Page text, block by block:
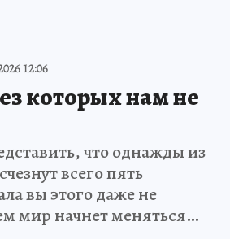
12:06
которых нам не
что однажды из
всего пять
вы этого даже не
мир начнет меняться…